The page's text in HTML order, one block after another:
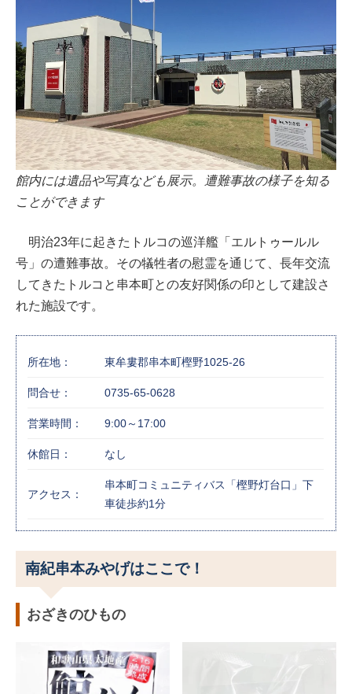
館内には遺品や写真なども展示。遭難事故の様子を知る
ことができます
明治23年に起きたトルコの巡洋艦「エルトゥールル
号」の遭難事故。その犠牲者の慰霊を通じて、長年交流
してきたトルコと串本町との友好関係の印として建設さ
れた施設です。
所在地： 東牟婁郡串本町樫野1025-26
問合せ： 0735-65-0628
営業時間： 9:00～17:00
休館日： なし
アクセス：
串本町コミュニティバス「樫野灯台口」下
車徒歩約1分
南紀串本みやげはここで！
おざきのひもの